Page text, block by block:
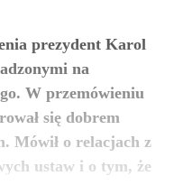
prezydent Karol
na
W przemówieniu
się dobrem
Mówił o relacjach z
ustaw i o tym, że
więcej